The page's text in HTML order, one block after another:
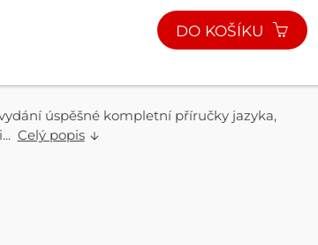
DO KOŠÍKU
úspěšné kompletní příručky jazyka,
Celý popis